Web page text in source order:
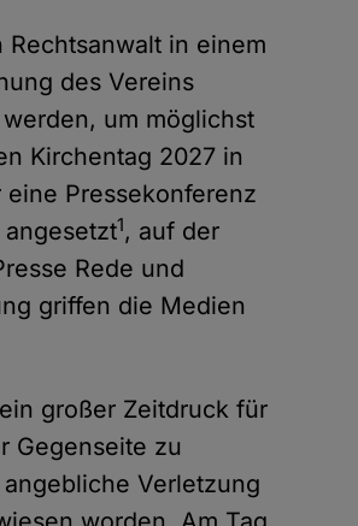
in einem
des Vereins
um möglichst
Kirchentag 2027 in
Pressekonferenz
1, auf der
Rede und
griffen die Medien
großer Zeitdruck für
Gegenseite zu
Verletzung